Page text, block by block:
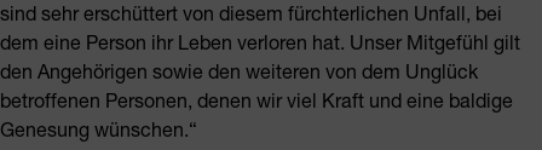
sind sehr erschüttert von diesem fürchterlichen Unfall, bei
dem eine Person ihr Leben verloren hat. Unser Mitgefühl gilt
den Angehörigen sowie den weiteren von dem Unglück
betroffenen Personen, denen wir viel Kraft und eine baldige
Genesung wünschen.“